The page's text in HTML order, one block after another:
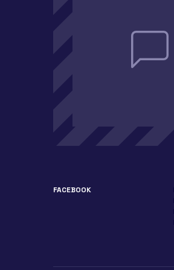
FACEBOOK